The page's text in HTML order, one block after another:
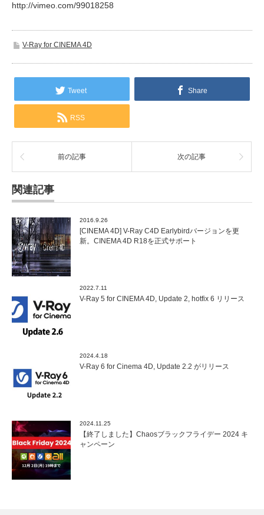
http://vimeo.com/99018258
V-Ray for CINEMA 4D
Tweet Share
RSS
前の記事 次の記事
関連記事
2016.9.26
[CINEMA 4D] V-Ray C4D Earlybirdバージョンを更
新。CINEMA 4D R18を正式サポート
2022.7.11
V-Ray 5 for CINEMA 4D, Update 2, hotfix 6 リリース
2024.4.18
V-Ray 6 for Cinema 4D, Update 2.2 がリリース
2024.11.25
【終了しました】Chaosブラックフライデー 2024 キ
ャンペーン